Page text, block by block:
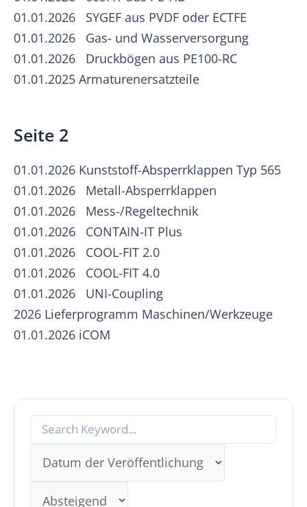
01.01.2026 SYGEF aus PVDF oder ECTFE
01.01.2026 Gas- und Wasserversorgung
01.01.2026 Druckbögen aus PE100-RC
01.01.2025 Armaturenersatzteile
Seite 2
01.01.2026 Kunststoff-Absperrklappen Typ 565
01.01.2026 Metall-Absperrklappen
01.01.2026 Mess-/Regeltechnik
01.01.2026 CONTAIN-IT Plus
01.01.2026 COOL-FIT 2.0
01.01.2026 COOL-FIT 4.0
01.01.2026 UNI-Coupling
2026 Lieferprogramm Maschinen/Werkzeuge
01.01.2026 iCOM